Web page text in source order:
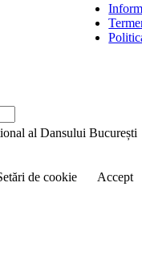
al Dansului București
de cookie Accept